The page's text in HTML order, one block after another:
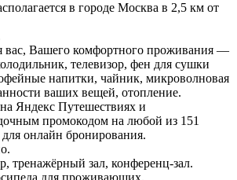
в городе Москва в 2,5 км от
вас, Вашего комфортного проживания —
телевизор, фен для сушки
напитки, чайник, микроволновая
ваших вещей, отопление.
Яндекс Путешествиях и
промокодом на любой из 151
онлайн бронирования.
тренажёрный зал, конференц-зал.